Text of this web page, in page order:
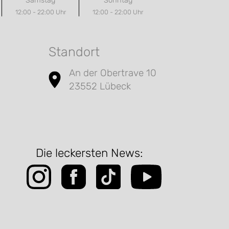
12:00 - 22:00 Uhr 12:00 - 22:00 Uhr
Standort
An der Obertrave 10
23552 Lübeck
Die leckersten News: